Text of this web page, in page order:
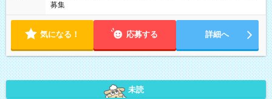
募集
気になる！ 応募する 詳細へ
未読